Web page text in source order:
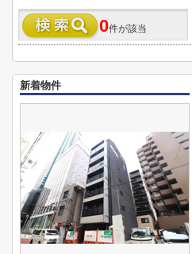
0件が該当
新着物件